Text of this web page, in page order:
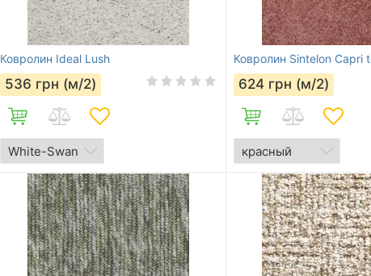
Ковролин Ideal Lush
536 грн (м/2)
Ковролин Sintelon Capri
624 грн (м/2)